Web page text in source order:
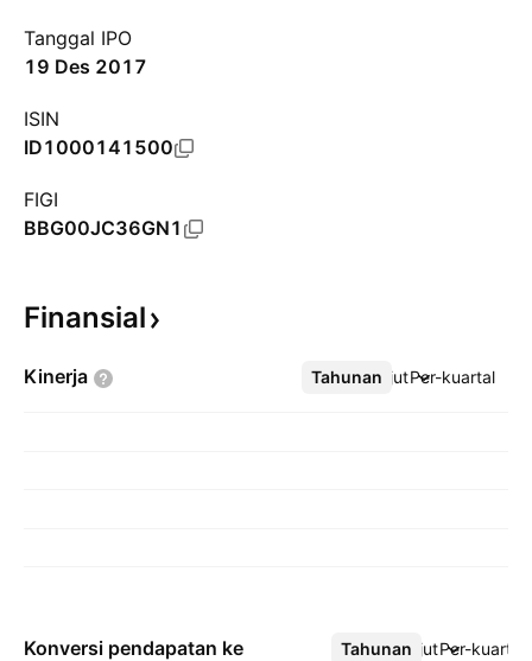
Tanggal IPO
19 Des 2017
ISIN
ID1000141500
FIGI
BBG00JC36GN1
Finansial
Kinerja Tahunan Per-kuartal
Lebih lanjut
Konversi pendapatan ke
Tahunan Per-kuartal
Lebih lanjut